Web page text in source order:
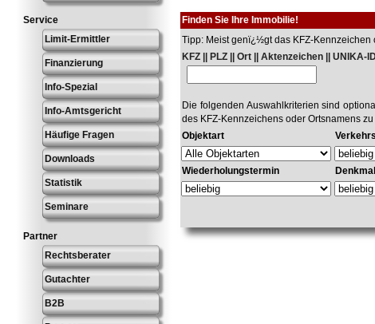
Service
Limit-Ermittler
Finanzierung
Info-Spezial
Info-Amtsgericht
Häufige Fragen
Downloads
Statistik
Seminare
Partner
Rechtsberater
Gutachter
B2B
Finden Sie Ihre Immobilie!
Tipp: Meist genï¿½gt das KFZ-Kennzeichen
KFZ || PLZ || Ort || Aktenzeichen || UNIKA-
Die folgenden Auswahlkriterien sind
des KFZ-Kennzeichens oder Ortsnamens zu
Objektart
Wiederholungstermin